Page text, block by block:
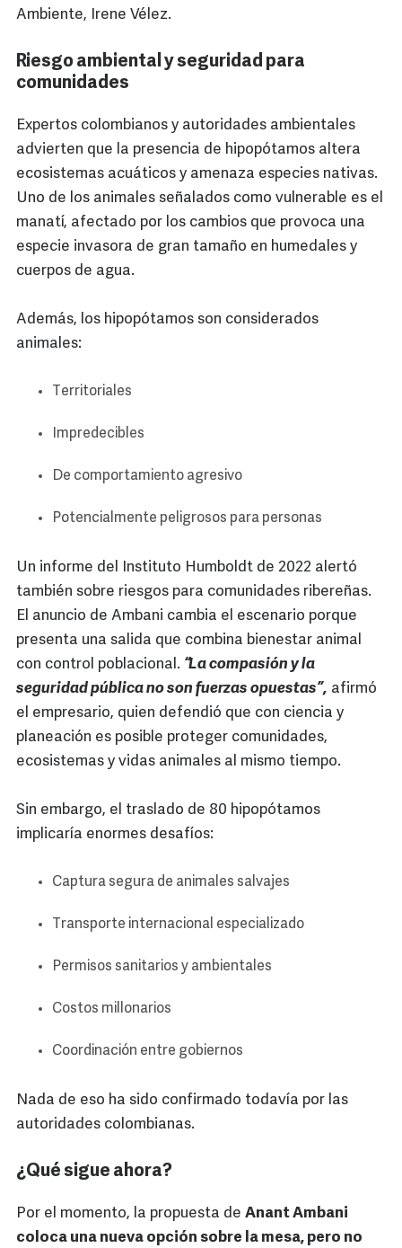
Ambiente, Irene Vélez.
Riesgo ambiental y seguridad para
comunidades
Expertos colombianos y autoridades ambientales
advierten que la presencia de hipopótamos altera
ecosistemas acuáticos y amenaza especies nativas.
Uno de los animales señalados como vulnerable es el
manatí, afectado por los cambios que provoca una
especie invasora de gran tamaño en humedales y
cuerpos de agua.
Además, los hipopótamos son considerados
animales:
Territoriales
Impredecibles
De comportamiento agresivo
Potencialmente peligrosos para personas
Un informe del Instituto Humboldt de 2022 alertó
también sobre riesgos para comunidades ribereñas.
El anuncio de Ambani cambia el escenario porque
presenta una salida que combina bienestar animal
con control poblacional. “La compasión y la
seguridad pública no son fuerzas opuestas”, afirmó
el empresario, quien defendió que con ciencia y
planeación es posible proteger comunidades,
ecosistemas y vidas animales al mismo tiempo.
Sin embargo, el traslado de 80 hipopótamos
implicaría enormes desafíos:
Captura segura de animales salvajes
Transporte internacional especializado
Permisos sanitarios y ambientales
Costos millonarios
Coordinación entre gobiernos
Nada de eso ha sido confirmado todavía por las
autoridades colombianas.
¿Qué sigue ahora?
Por el momento, la propuesta de Anant Ambani
coloca una nueva opción sobre la mesa, pero no